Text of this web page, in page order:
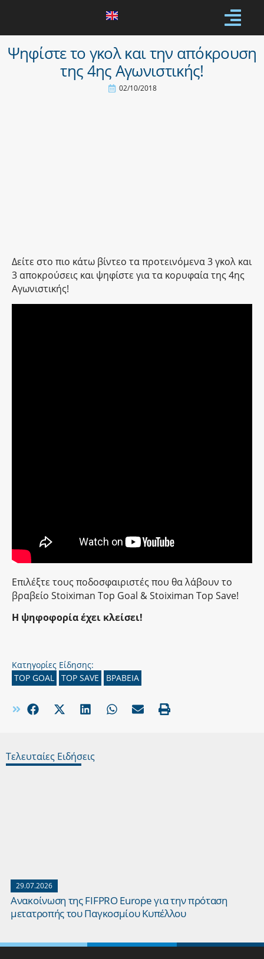
Ψηφίστε το γκολ και την απόκρουση
της 4ης Αγωνιστικής!
02/10/2018
Δείτε στο πιο κάτω βίντεο τα προτεινόμενα 3 γκολ και
3 αποκρούσεις και ψηφίστε για τα κορυφαία της 4ης
Αγωνιστικής!
Επιλέξτε τους ποδοσφαιριστές που θα λάβουν το
βραβείο Stoiximan Top Goal & Stoiximan Top Save!
Η ψηφοφορία έχει κλείσει!
Κατηγορίες Είδησης:
TOP GOAL
TOP SAVE ΒΡΑΒΕΙΑ
Τελευταίες Ειδήσεις
29.07.2026
Ανακοίνωση της FIFPRO Europe για την πρόταση
μετατροπής του Παγκοσμίου Κυπέλλου